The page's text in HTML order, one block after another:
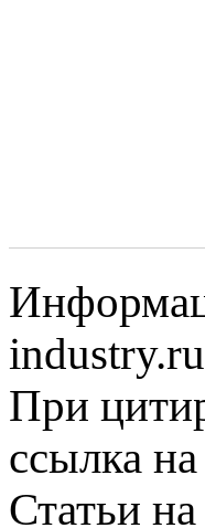
При
ссылка на
Статьи